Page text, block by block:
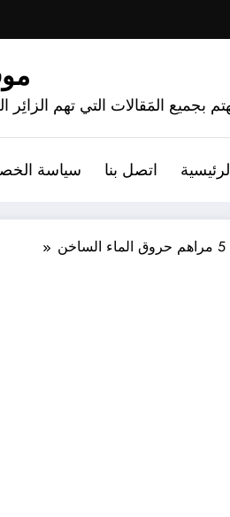
بجميع المَقالات التي تهم
اتصل بنا سياسة